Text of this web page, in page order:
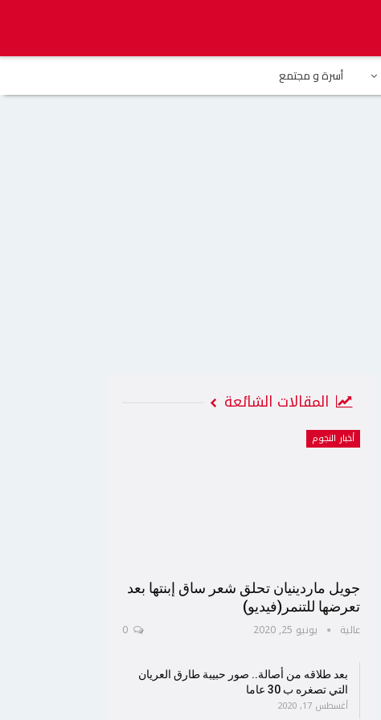
أسرة و مجتمع
المقالات الشائعة
أخبار النجوم
جويل ماردينيان تحلق شعر ساق إبنتها بعد
تعرضها للتنمر(فيديو)
عالية يونيو 25, 2020
بعد طلاقه من أصالة.. صور حبيبة طارق العريان
التي تصغره ب 30 عاما
أغسطس 17, 2020